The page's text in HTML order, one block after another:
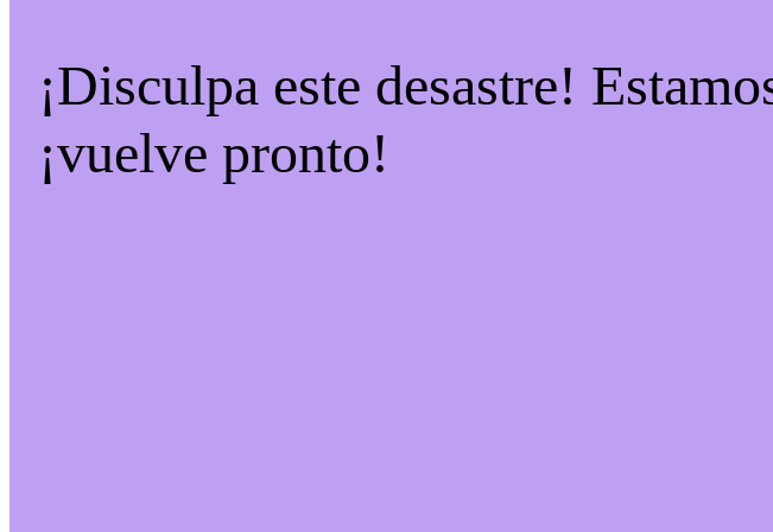
¡Disculpa este desastre!
¡vuelve pronto!